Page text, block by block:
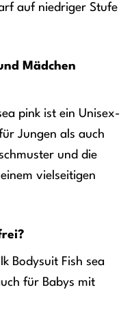
auf niedriger Stufe
Mädchen
pink ist ein Unisex-
Jungen als auch
und die
vielseitigen
Bodysuit Fish sea
für Babys mit